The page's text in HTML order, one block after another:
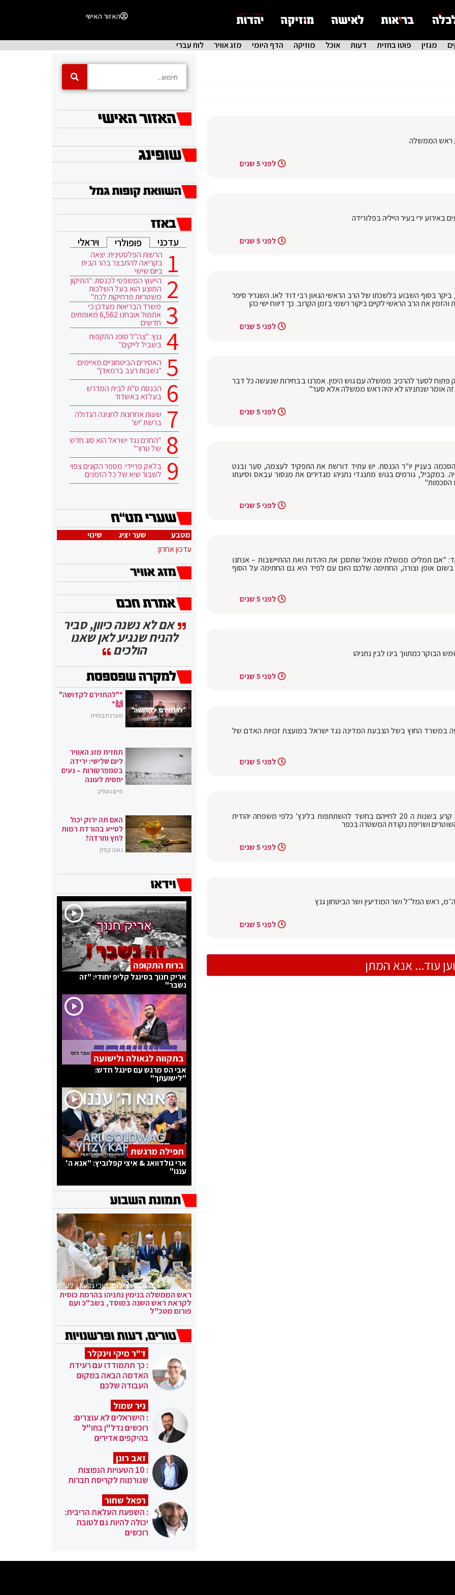
האזור האישי
מגזין פוטו בחזית דעות אוכל מוזיקה הדף היומי מזג אוויר לוח עברי
ראש הממשלה
לפני 5 שנים
לפני 5 שנים
בסוף השבוע בלשכתו של הרב הראשי הגאון רבי דוד לאו. השגריר סיפר
את הרב הראשי לקיים ביקור רשמי בזמן הקרוב. כך דיווח ישי כהן
לפני 5 שנים
פתוח לסער להרכיב ממשלה עם גוש הימין. אמרנו בבחירות שנעשה כל דבר
אומר שנתניהו לא יהיה ראש ממשלה אלא סער"
לפני 5 שנים
בעניין יו"ר הכנסת. יש עתיד דורשת את התפקיד לעצמה, סער ובנט
במקביל, גורמים בגוש מתנגדי נתניהו מגדירים את מנסור עבאס וסיעתו
הסכמות"
לפני 5 שנים
"אם תמליכו ממשלת שמאל שתסכן את היהדות ואת ההתיישבות – אנחנו
אופן וצורה, החתימה שלכם היום עם לפיד היא גם החתימה על הסוף
לפני 5 שנים
הבוקר כמתווך בינו לבין נתניהו
לפני 5 שנים
במשרד החוץ בשל הצבעת המדינה נגד ישראל במועצת זכויות האדם של
לפני 5 שנים
במהלך סוף השבוע נעצרו 4 מתושבי כפר קרע בשנות ה 20 לחייהם בחשד להשתתפות בלינץ' כלפי משפחה יהודית
ושריפת נקודת המשטרה בכפר
לפני 5 שנים
ראש המל״ל ושר המודיעין ושר הביטחון גנץ
לפני 5 שנים
עוד... אנא המתן
עדכני פופולרי ויראלי
הרשות הפלסטינית: יצאה
בקריאה להתבצר בהר הבית
ביום שישי
הייעוץ המשפטי לכנסת: "התיקון
המוצע הוא בעל השלכות
משטריות מרחיקות לכת"
משרד הבריאות מעדכן כי
אתמול אובחנו 6,562 מאומתים
חדשים
גנץ: "צה"ל סופג התקפות
בשביל לייקים"
האסירים הביטחוניים מאיימים:
"נשבות רעב ברמאדן"
הכנסת ס"ת לבית המדרש
בעלזא באשדוד
שעות אחרונות לחגיגה הגדולה
ברשת 'יש'
"החרם נגד ישראל הוא סוג חדש
של טרור"
בלאק פריידי: מספר הקונים צפוי
לשבור שיא של כל הזמנים
מטבע שער יציג
שינוי
עדכון אחרון:
אם לא נשנה כיוון, סביר
להניח שנגיע לאן שאנו
הולכים
*"להחזירם לקדושה"
🙌*
מערכת בחזית
תחזית מזג האוויר
ליום שלישי: ירידה
בטמפרטורות – נעים
יחסית לעונה
חיים גוטליב
האם תה ירוק יכול
לסייע בהורדת רמות
לחץ וחרדה?
נועה קפלן
ברוח התקופה
אריק חנוך בסינגל קליפ יחודי: "זה
נשבר"
בתקווה לגאולה ולישועה
אבי הס מרגש עם סינגל חדש:
"לישועתך"
תפילה מרגשת
ארי גולדוואג & איצי קפלוביץ: "אנא ה'
עננו"
צילום:קובי גדעון / לע"מ
ראש הממשלה בנימין נתניהו בהרמת כוסית
לקראת ראש השנה במוסד, בשב"כ ועם
פורום מטכ"ל
ד"ר מיקי וינקלר
: כך תתמודדו עם רעידת
האדמה הבאה במקום
העבודה שלכם
ניר שמול
: הישראלים לא עוצרים:
רוכשים נדל"ן בחו"ל
בהיקפים אדירים
זאב רונן
: 10 הטעויות הנפוצות
שגורמות לקריסת חברות
רפאל שחור
: השפעת העלאת הריבית:
יכולה להיות גם לטובת
רוכשים